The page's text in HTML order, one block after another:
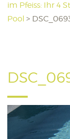
im Pfeiss: Ihr 4
Pool >